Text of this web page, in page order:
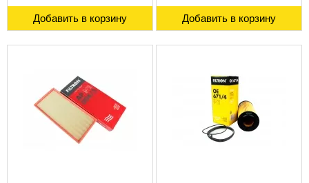
Добавить в корзину Добавить в корзину